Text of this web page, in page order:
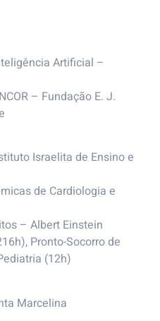
Artificial –
– Fundação E. J.
Israelita de Ensino e
de Cardiologia e
– Albert Einstein
Pronto-Socorro de
(12h)
Marcelina